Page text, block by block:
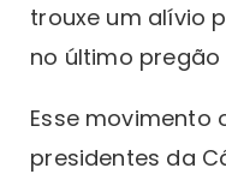
trouxe um alívio
no último pregão
Esse movimento
presidentes da